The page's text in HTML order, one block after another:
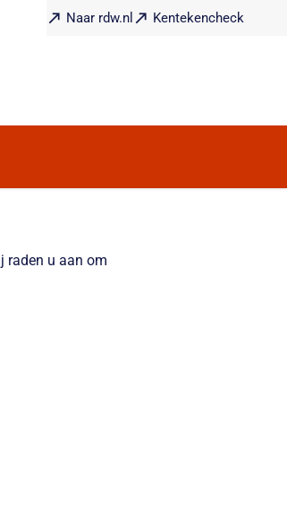
Naar rdw.nl Kentekencheck
raden u aan om